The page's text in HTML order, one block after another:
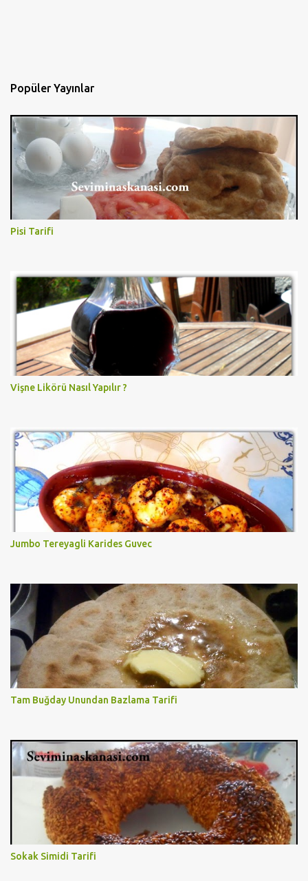
Popüler Yayınlar
Pisi Tarifi
Vişne Likörü Nasıl Yapılır ?
Jumbo Tereyagli Karides Guvec
Tam Buğday Unundan Bazlama Tarifi
Sokak Simidi Tarifi